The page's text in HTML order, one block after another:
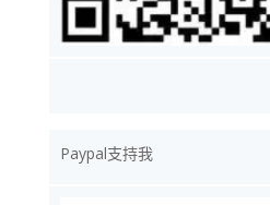
Paypal支持我